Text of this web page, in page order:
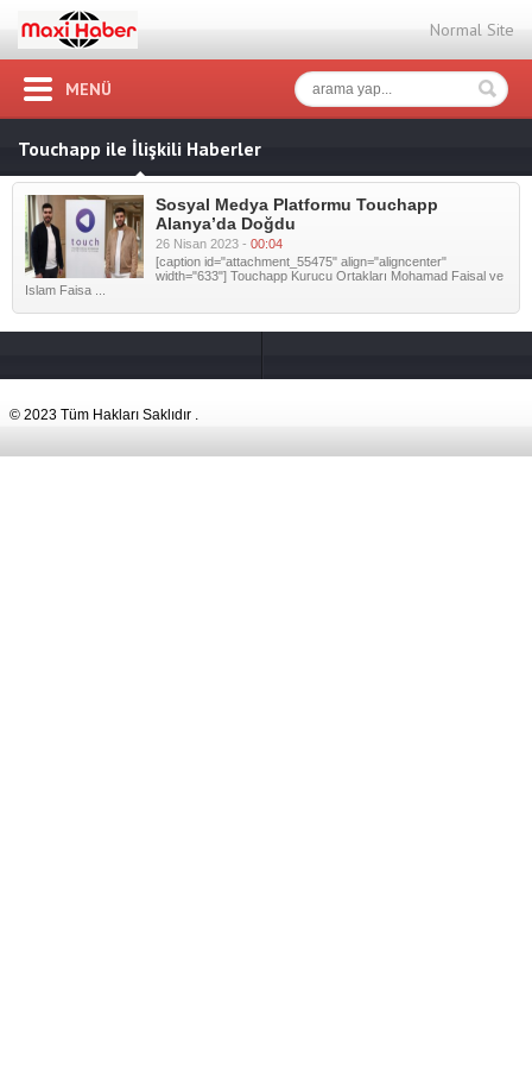
Normal Site
MENÜ
Touchapp ile İlişkili Haberler
Sosyal Medya Platformu Touchapp
Alanya’da Doğdu
26 Nisan 2023 - 00:04
[caption id="attachment_55475" align="aligncenter"
width="633"] Touchapp Kurucu Ortakları Mohamad Faisal ve
Islam Faisa ...
© 2023 Tüm Hakları Saklıdır .